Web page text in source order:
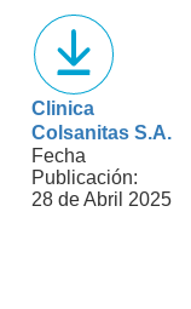
Clinica
Colsanitas S.A.
Fecha
Publicación:
28 de Abril 2025